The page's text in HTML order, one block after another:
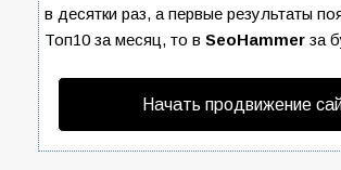
в десятки раз, а первые результаты
Топ10 за месяц, то в SeoHammer за
Начать продвижение